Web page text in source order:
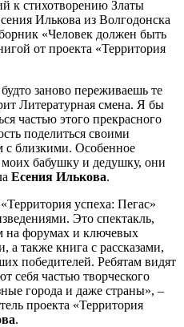
к стихотворению Златы
Илькова из Волгодонска
«Человек должен быть
от проекта «Территория
заново переживаешь те
Литературная смена. Я бы
частью этого прекрасного
поделиться своими
с близкими. Особенное
моих бабушку и дедушку, они
Есения Илькова.
успеха: Пегас»
Это спектакль,
на форумах и ключевых
а также книга с рассказами,
победителей. Ребятам видят
себя частью творческого
города и даже страны», –
проекта «Территория
.